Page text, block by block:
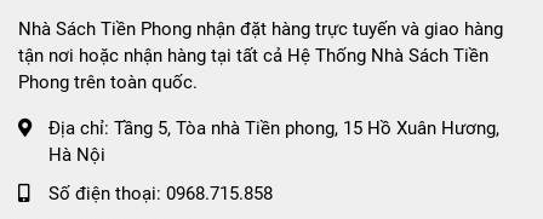
Nhà Sách Tiền Phong nhận đặt hàng trực tuyến và giao hàng
tận nơi hoặc nhận hàng tại tất cả Hệ Thống Nhà Sách Tiền
Phong trên toàn quốc.
Địa chỉ: Tầng 5, Tòa nhà Tiền phong, 15 Hồ Xuân Hương,
Hà Nội
Số điện thoại: 0968.715.858